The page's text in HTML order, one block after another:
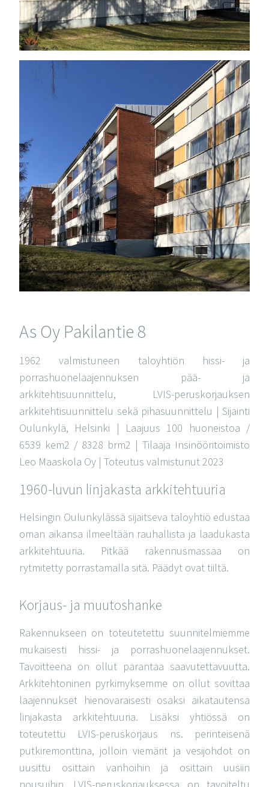
As Oy Pakilantie 8
1962 valmistuneen taloyhtiön hissi- ja
porrashuonelaajennuksen pää- ja
arkkitehtisuunnittelu, LVIS-peruskorjauksen
arkkitehtisuunnittelu sekä pihasuunnittelu | Sijainti
Oulunkylä, Helsinki | Laajuus 100 huoneistoa /
6539 kem2 / 8328 brm2 | Tilaaja Insinööritoimisto
Leo Maaskola Oy | Toteutus valmistunut 2023
1960-luvun linjakasta arkkitehtuuria
Helsingin Oulunkylässä sijaitseva taloyhtiö edustaa
oman aikansa ilmeeltään rauhallista ja laadukasta
arkkitehtuuria. Pitkää rakennusmassaa on
rytmitetty porrastamalla sitä. Päädyt ovat tiiltä.
Korjaus- ja muutoshanke
Rakennukseen on toteutetettu suunnitelmiemme
mukaisesti hissi- ja porrashuonelaajennukset.
Tavoitteena on ollut parantaa saavutettavuutta.
Arkkitehtoninen pyrkimyksemme on ollut sovittaa
laajennukset hienovaraisesti osaksi aikatautensa
linjakasta arkkitehtuuria. Lisäksi yhtiössä on
toteutettu LVIS-peruskorjaus ns. perinteisenä
putkiremonttina, jolloin viemärit ja vesijohdot on
uusittu osittain vanhoihin ja osittain uusiin